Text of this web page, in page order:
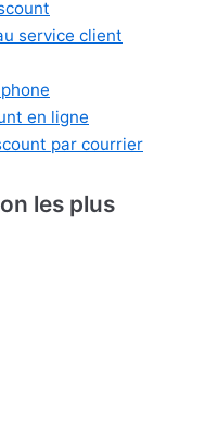
service client
en ligne
par courrier
les plus